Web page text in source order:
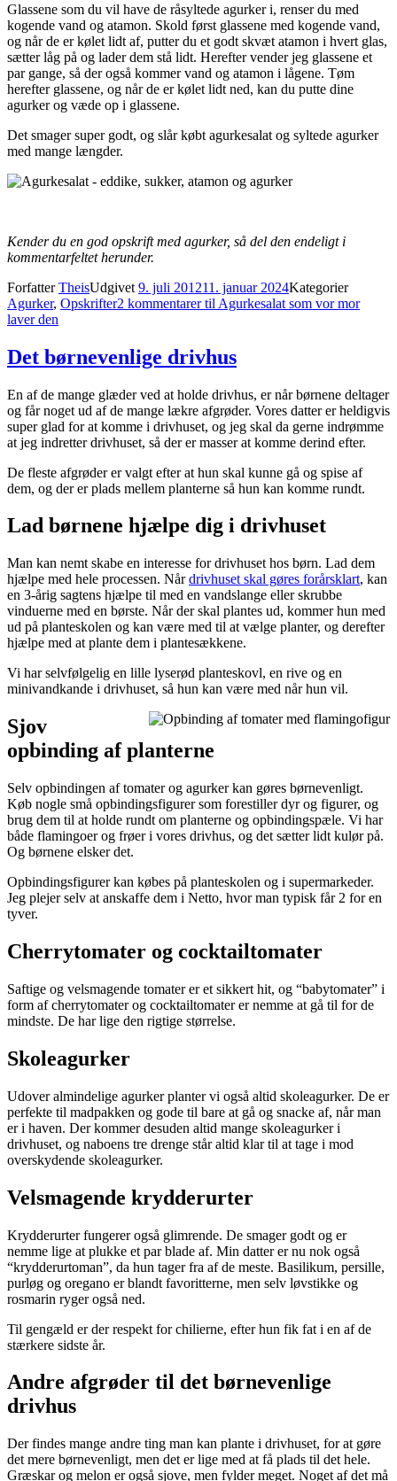
Glassene som du vil have de råsyltede agurker i, renser du med
kogende vand og atamon. Skold først glassene med kogende vand,
og når de er kølet lidt af, putter du et godt skvæt atamon i hvert glas,
sætter låg på og lader dem stå lidt. Herefter vender jeg glassene et
par gange, så der også kommer vand og atamon i lågene. Tøm
herefter glassene, og når de er kølet lidt ned, kan du putte dine
agurker og væde op i glassene.
Det smager super godt, og slår købt agurkesalat og syltede agurker
med mange længder.
Kender du en god opskrift med agurker, så del den endeligt i
kommentarfeltet herunder.
ForfatterTheisUdgivet 9. juli 201211. januar 2024Kategorier
Agurker, Opskrifter2 kommentarertil Agurkesalat som vor mor
laver den
Det børnevenlige drivhus
En af de mange glæder ved at holde drivhus, er når børnene deltager
og får noget ud af de mange lækre afgrøder. Vores datter er heldigvis
super glad for at komme i drivhuset, og jeg skal da gerne indrømme
at jeg indretter drivhuset, så der er masser at komme derind efter.
De fleste afgrøder er valgt efter at hun skal kunne gå og spise af
dem, og der er plads mellem planterne så hun kan komme rundt.
Lad børnene hjælpe dig i drivhuset
Man kan nemt skabe en interesse for drivhuset hos børn. Lad dem
hjælpe med hele processen. Nårdrivhuset skal gøres forårsklart, kan
en 3-årig sagtens hjælpe til med en vandslange eller skrubbe
vinduerne med en børste. Når der skal plantes ud, kommer hun med
ud på planteskolen og kan være med til at vælge planter, og derefter
hjælpe med at plante dem i plantesækkene.
Vi har selvfølgelig en lille lyserød planteskovl, en rive og en
minivandkande i drivhuset, så hun kan være med når hun vil.
Sjov
opbinding af planterne
Selv opbindingen af tomater og agurker kan gøres børnevenligt.
Køb nogle små opbindingsfigurer som forestiller dyr og figurer, og
brug dem til at holde rundt om planterne og opbindingspæle. Vi har
både flamingoer og frøer i vores drivhus, og det sætter lidt kulør på.
Og børnene elsker det.
Opbindingsfigurer kan købes på planteskolen og i supermarkeder.
Jeg plejer selv at anskaffe dem i Netto, hvor man typisk får 2 for en
tyver.
Cherrytomater og cocktailtomater
Saftige og velsmagende tomater er et sikkert hit, og “babytomater” i
form af cherrytomater og cocktailtomater er nemme at gå til for de
mindste. De har lige den rigtige størrelse.
Skoleagurker
Udover almindelige agurker planter vi også altid skoleagurker. De er
perfekte til madpakken og gode til bare at gå og snacke af, når man
er i haven. Der kommer desuden altid mange skoleagurker i
drivhuset, og naboens tre drenge står altid klar til at tage i mod
overskydende skoleagurker.
Velsmagende krydderurter
Krydderurter fungerer også glimrende. De smager godt og er
nemme lige at plukke et par blade af. Min datter er nu nok også
“krydderurtoman”, da hun tager fra af de meste. Basilikum, persille,
purløg og oregano er blandt favoritterne, men selv løvstikke og
rosmarin ryger også ned.
Til gengæld er der respekt for chilierne, efter hun fik fat i en af de
stærkere sidste år.
Andre afgrøder til det børnevenlige
drivhus
Der findes mange andre ting man kan plante i drivhuset, for at gøre
det mere børnevenligt, men det er lige med at få plads til det hele.
Græskar og melon er også sjove, men fylder meget. Noget af det må